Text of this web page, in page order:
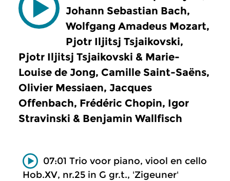
Johann Sebastian Bach,
Wolfgang Amadeus Mozart,
Pjotr Iljitsj Tsjaikovski,
Pjotr Iljitsj Tsjaikovski & Marie-
Louise de Jong, Camille Saint-Saëns,
Olivier Messiaen, Jacques
Offenbach, Frédéric Chopin, Igor
Stravinski & Benjamin Wallfisch
07:01 Trio voor piano, viool en cello
Hob.XV, nr.25 in G gr.t., 'Zigeuner'